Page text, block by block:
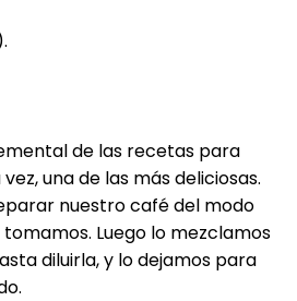
de las recetas para
una de las más deliciosas.
nuestro café del modo
Luego lo mezclamos
diluirla, y lo dejamos para